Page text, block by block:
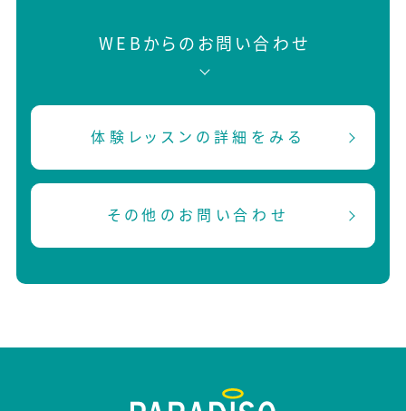
WEBからのお問い合わせ
体験レッスンの詳細をみる
その他のお問い合わせ